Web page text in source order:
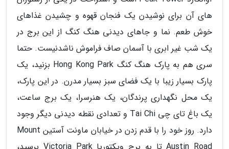
های آن برای نوشیدن یک فنجان قهوه و چشیدن غذاهای
خوش طعم. نما و جاهای دیدنی هنگ کنگ از این برج در
یک شب غیر ابری با آسمان صاف فراموش ناشدنیست. حتما
سری هم به پارک هنگ کنگ Hong Kong Park بزنید، یک
پارک بسیار زیبا با یک فضای سبز بسیار مدرن. در این پارک،
یک محل نگهداری پرندگان، یک هنرسرا، یک برج ساعت،
یک باغ تای چی Tai Chi و تعدادی نقطه دیدنی دیگر وجود
دارد. روز خود را با قدم زدن در خیابان ماونت آستین Mount